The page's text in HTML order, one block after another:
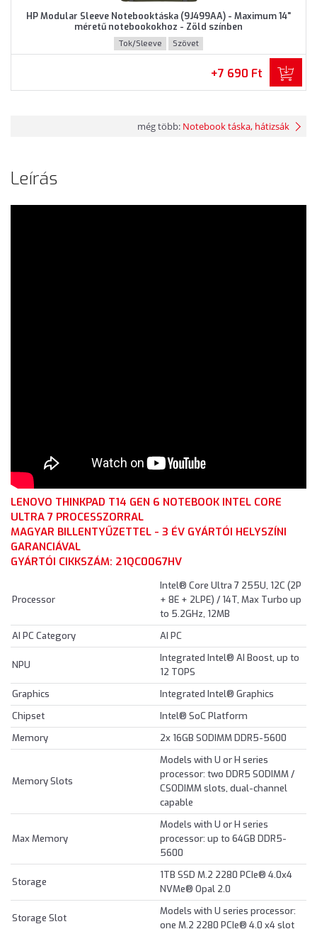
HP Modular Sleeve Notebooktáska (9J499AA) - Maximum 14"
méretű notebookokhoz - Zöld színben
Tok/Sleeve Szövet
+7 690 Ft
még több: Notebook táska, hátizsák
Leírás
LENOVO THINKPAD T14 GEN 6 NOTEBOOK INTEL CORE
ULTRA 7 PROCESSZORRAL
MAGYAR BILLENTYŰZETTEL - 3 ÉV GYÁRTÓI HELYSZÍNI
GARANCIÁVAL
GYÁRTÓI CIKKSZÁM: 21QC0067HV
Processor
Intel® Core Ultra 7 255U, 12C (2P
+ 8E + 2LPE) / 14T, Max Turbo up
to 5.2GHz, 12MB
AI PC Category
AI PC
NPU
Integrated Intel® AI Boost, up to
12 TOPS
Graphics
Integrated Intel® Graphics
Chipset
Intel® SoC Platform
Memory
2x 16GB SODIMM DDR5-5600
Memory Slots
Models with U or H series
processor: two DDR5 SODIMM /
CSODIMM slots, dual-channel
capable
Max Memory
Models with U or H series
processor: up to 64GB DDR5-
5600
Storage
1TB SSD M.2 2280 PCIe® 4.0x4
NVMe® Opal 2.0
Storage Slot
Models with U series processor:
one M.2 2280 PCIe® 4.0 x4 slot